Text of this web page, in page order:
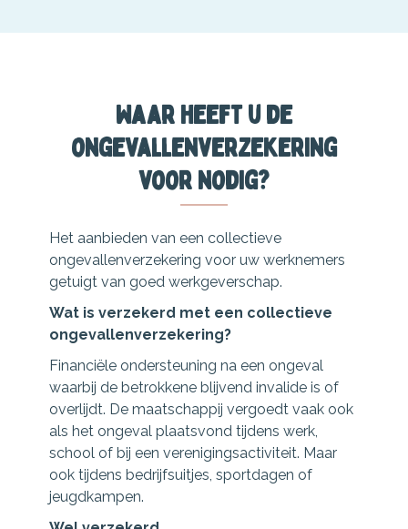
Waar heeft u de
ongevallenverzekering
voor nodig?
Het aanbieden van een collectieve
ongevallenverzekering voor uw werknemers
getuigt van goed werkgeverschap.
Wat is verzekerd met een collectieve
ongevallen­verzekering?
Financiële ondersteuning na een ongeval
waarbij de betrokkene blijvend invalide is of
overlijdt. De maatschappij vergoedt vaak ook
als het ongeval plaatsvond tijdens werk,
school of bij een verenigingsactiviteit. Maar
ook tijdens bedrijfsuitjes, sportdagen of
jeugdkampen.